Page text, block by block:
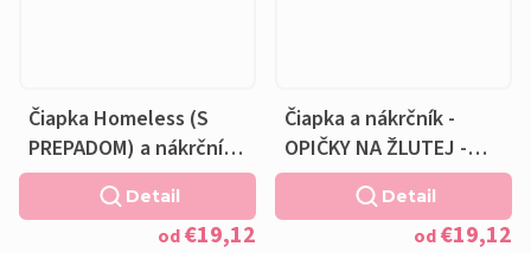
Čiapka Homeless (S
PREPADOM) a nákrčník -
OPIČKY NA ŽLUTEJ -
bavlnená čierna
od€19,12
Detail
Čiapka a nákrčník -
OPIČKY NA ŽLUTEJ -
bavlnená čierna
podšívka
od€19,12
Detail